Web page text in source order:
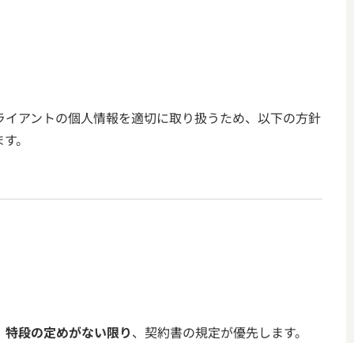
アントの個人情報を適切に取り扱うため、以下の方針
。
特段の定めがない限り、契約書の規定が優先します。